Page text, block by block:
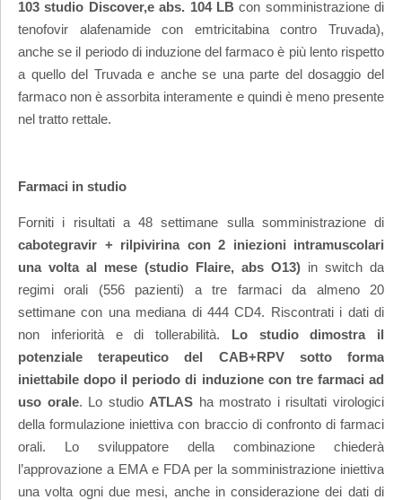
103 studio Discover,e abs. 104 LBcon somministrazione di
tenofovir alafenamide con emtricitabina contro Truvada),
anche se il periodo di induzione del farmaco è più lento rispetto
a quello del Truvada e anche se una parte del dosaggio del
farmaco non è assorbita interamente e quindi è meno presente
nel tratto rettale.
Farmaci in studio
Forniti i risultati a 48 settimane sulla somministrazione di
cabotegravir + rilpivirina con 2 iniezioni intramuscolari
una volta al mese (studio Flaire, abs O13) in switch da
regimi orali (556 pazienti) a tre farmaci da almeno 20
settimane con una mediana di 444 CD4. Riscontrati i dati di
non inferiorità e di tollerabilità. Lo studio dimostra il
potenziale terapeutico del CAB+RPV sotto forma
iniettabile dopo il periodo di induzione con tre farmaci ad
uso orale. Lo studio ATLAS ha mostrato i risultati virologici
della formulazione iniettiva con braccio di confronto di farmaci
orali. Lo sviluppatore della combinazione chiederà
l’approvazione a EMA e FDA per la somministrazione iniettiva
una volta ogni due mesi, anche in considerazione dei dati di